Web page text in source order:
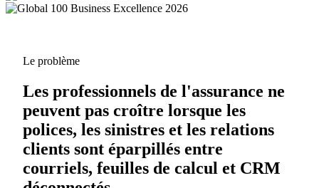
Le problème
Les professionnels de l'assurance ne
peuvent pas croître lorsque les
polices, les sinistres et les relations
clients sont éparpillés entre
courriels, feuilles de calcul et CRM